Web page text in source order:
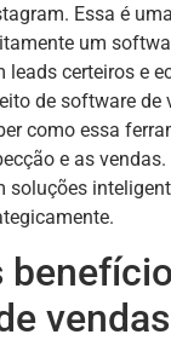
Essa é
um
leads certeiros e
de software de
como essa
e as vendas.
soluções
vendas